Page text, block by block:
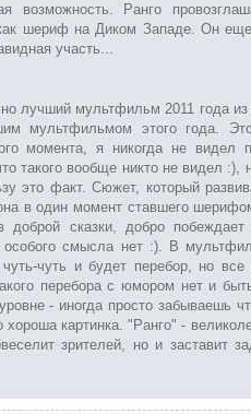
возможность. Ранго
шериф на Диком Западе. Он
участь...
лучший мультфильм 2011 года
мультфильмом этого года.
момента, я никогда не видел
такого вообще никто не видел :),
это факт. Сюжет, который
в один момент ставшего
сказки, добро
особого смысла нет :). В
чуть и будет перебор, но
перебора с юмором нет и
- иногда просто забываешь
хороша картинка. "Ранго" -
зрителей, но и заставит